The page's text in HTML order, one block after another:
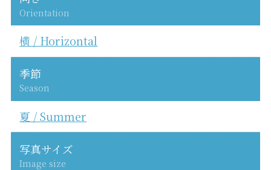
Orientation
横 / Horizontal
季節
Season
夏 / Summer
写真サイズ
Image size